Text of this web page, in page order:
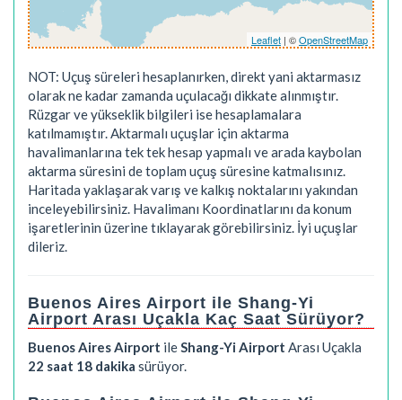
Leaflet | ©OpenStreetMap
NOT: Uçuş süreleri hesaplanırken, direkt yani aktarmasız
olarak ne kadar zamanda uçulacağı dikkate alınmıştır.
Rüzgar ve yükseklik bilgileri ise hesaplamalara
katılmamıştır. Aktarmalı uçuşlar için aktarma
havalimanlarına tek tek hesap yapmalı ve arada kaybolan
aktarma süresini de toplam uçuş süresine katmalısınız.
Haritada yaklaşarak varış ve kalkış noktalarını yakından
inceleyebilirsiniz. Havalimanı Koordinatlarını da konum
işaretlerinin üzerine tıklayarak görebilirsiniz. İyi uçuşlar
dileriz.
Buenos Aires Airport ile Shang-Yi
Airport Arası Uçakla Kaç Saat Sürüyor?
Buenos Aires Airport ile Shang-Yi Airport Arası Uçakla
22 saat 18 dakika sürüyor.